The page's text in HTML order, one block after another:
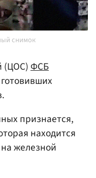
снимок
(ЦОС)ФСБ
признается,
находится
железной